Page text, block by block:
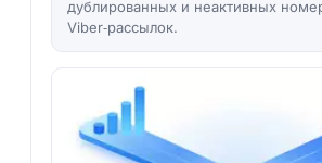
дублированных и неактивных
Viber‑рассылок.